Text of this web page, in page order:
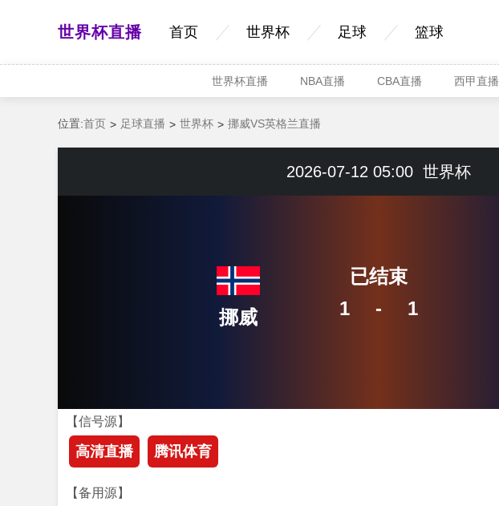
世界杯直播 首页 世界杯 足球 篮球
世界杯直播 NBA直播 CBA直播 西甲直播
位置:首页 足球直播 世界杯 挪威VS英格兰直播
2026-07-12 05:00 世界杯
挪威 1 - 1
已结束
【信号源】
高清直播 腾讯体育
【备用源】